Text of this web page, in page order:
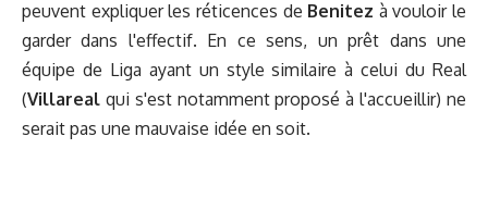
peuvent expliquer les réticences de Benitez à vouloir le
garder dans l'effectif. En ce sens, un prêt dans une
équipe de Liga ayant un style similaire à celui du Real
(Villareal qui s'est notamment proposé à l'accueillir) ne
serait pas une mauvaise idée en soit.